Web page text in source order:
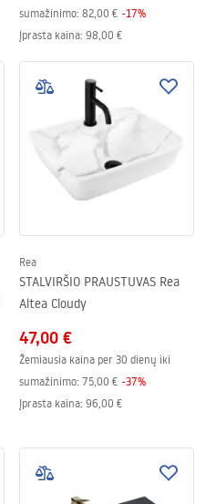
sumažinimo: 82,00 € -17%
Įprasta kaina: 98,00 €
Rea
STALVIRŠIO PRAUSTUVAS Rea
Altea Cloudy
47,00 €
Žemiausia kaina per 30 dienų iki
sumažinimo: 75,00 € -37%
Įprasta kaina: 96,00 €